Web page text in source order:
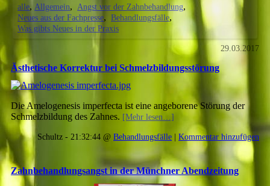
alle Allgemein
Angst vor der Zahnbehandlung
Neues aus der Fachpresse
Behandlungsfälle
Was gibts Neues in der Praxis
29.03.2017
Ästhetische Korrektur bei Schmelzbildungsstörung
Die Amelogenesis imperfecta ist eine angeborene Störung der
Schmelzbildung des Zahnes. [Mehr lesen…]
Schultz - 21:32:44 @Behandlungsfälle |Kommentar hinzufügen
Zahnbehandlungsangst in der Münchner Abendzeitung